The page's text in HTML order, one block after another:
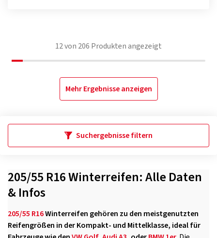
12von 206 Produkten angezeigt
Mehr Ergebnisse anzeigen
Suchergebnisse filtern
205/55 R16 Winterreifen: Alle Daten
& Infos
205/55 R16Winterreifen gehören zu den meistgenutzten
Reifengrößen in der Kompakt- und Mittelklasse, ideal für